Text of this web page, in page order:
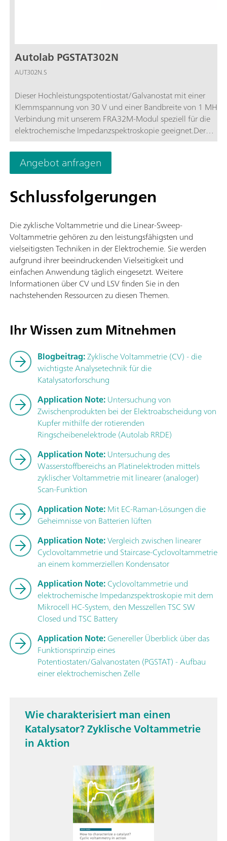
Autolab PGSTAT302N
AUT302N.S
Dieser Hochleistungspotentiostat/Galvanostat mit einer
Klemmspannung von 30 V und einer Bandbreite von 1 MHz
Verbindung mit unserem FRA32M-Modul speziell für die
elektrochemische Impedanzspektroskopie geeignet.Der
PGSTAT302N ist der Nachfolger des beliebten PGSTAT30. Die
maximale Stromstärke liegt bei 2 A. Mit dem BOOSTER20A
der Stromstärkebereich auf 20 A erweitert werden. Die
Stromauflösung beträgt 30 fA in einem Stromstärkebereich
10 nA.
Angebot anfragen
Schlussfolgerungen
Die zyklische Voltammetrie und die Linear-Sweep-
Voltammetrie gehören zu den leistungsfähigsten und
vielseitigsten Techniken in der Elektrochemie. Sie werden
aufgrund ihrer beeindruckenden Vielseitigkeit und
einfachen Anwendung täglich eingesetzt. Weitere
Informationen über CV und LSV finden Sie in den
nachstehenden Ressourcen zu diesen Themen.
Ihr Wissen zum Mitnehmen
Blogbeitrag:Zyklische Voltammetrie (CV) - die
wichtigste Analysetechnik für die
Katalysatorforschung
Application Note:Untersuchung von
Zwischenprodukten bei der Elektroabscheidung von
Kupfer mithilfe der rotierenden
Ringscheibenelektrode (Autolab RRDE)
Application Note:Untersuchung des
Wasserstoffbereichs an Platinelektroden mittels
zyklischer Voltammetrie mit linearer (analoger)
Scan-Funktion
Application Note:Mit EC-Raman-Lösungen die
Geheimnisse von Batterien lüften
Application Note:Vergleich zwischen linearer
Cyclovoltammetrie und Staircase-Cyclovoltammetrie
an einem kommerziellen Kondensator
Application Note:Cyclovoltammetrie und
elektrochemische Impedanzspektroskopie mit dem
Mikrocell HC-System, den Messzellen TSC SW
Closed und TSC Battery
Application Note:Genereller Überblick über das
Funktionsprinzip eines
Potentiostaten/Galvanostaten (PGSTAT) - Aufbau
einer elektrochemischen Zelle
Wie charakterisiert man einen
Katalysator? Zyklische Voltammetrie
in Aktion